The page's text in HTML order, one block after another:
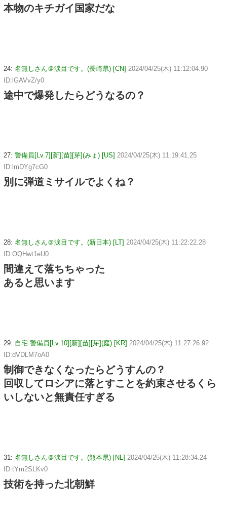
本物のキチガイ国家だな
24: 名無しさん＠涙目です。(長崎県) [CN] 2024/04/25(木) 11:12:04.90
ID:lGAVvZ/y0
途中で爆発したらどうなるの？
27: 警備員[Lv.7][新][苗][芽](みょ) [US] 2024/04/25(木) 11:19:41.25
ID:lmDYg7cG0
別に弾道ミサイルでよくね？
28: 名無しさん＠涙目です。(新日本) [LT] 2024/04/25(木) 11:22:22.28
ID:OQHwt1eU0
間違えて落ちちゃった
あると思います
29: 自宅 警備員[Lv.10][新][苗][芽](庭) [KR] 2024/04/25(木) 11:27:26.92
ID:dVDLM7oA0
制御できなくなったらどうすんの？
回収してロシアに落とすことを約束させるくら
いしないと無責任すぎる
31: 名無しさん＠涙目です。(熊本県) [NL] 2024/04/25(木) 11:28:34.24
ID:tYm2SLKv0
技術を持った北朝鮮